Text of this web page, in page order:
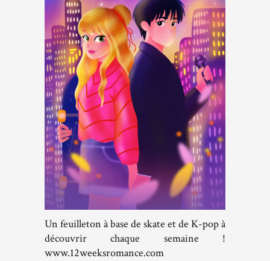
Un feuilleton à base de skate et de K-pop à
découvrir chaque semaine !
www.12weeksromance.com